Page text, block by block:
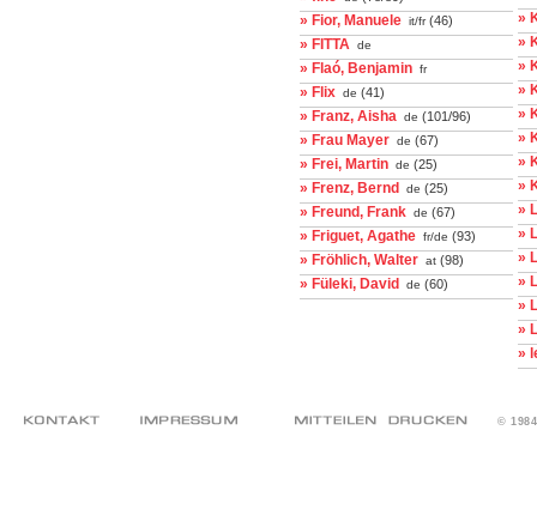
» Fior, Manuele it/fr(46)
» FITTA de
» Flaó, Benjamin fr
» Flix de (41)
» Franz, Aisha de (101/96)
» Frau Mayer de (67)
» Frei, Martin de (25)
» Frenz, Bernd de (25)
» Freund, Frank de (67)
» Friguet, Agathe fr/de (93)
» Fröhlich, Walter at (98)
» Füleki, David de (60)
»
»
»
»
»
»
»
»
»
»
»
»
»
»
»
©